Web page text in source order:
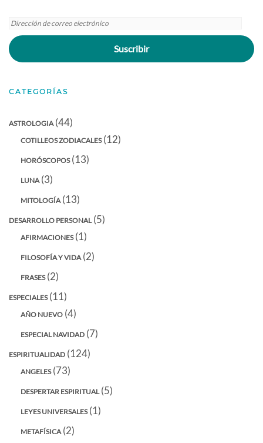
Dirección
de
correo
electrónico
Suscribir
CATEGORÍAS
ASTROLOGIA(44)
COTILLEOS ZODIACALES(12)
HORÓSCOPOS(13)
LUNA(3)
MITOLOGÍA(13)
DESARROLLO PERSONAL(5)
AFIRMACIONES(1)
FILOSOFÍA Y VIDA(2)
FRASES(2)
ESPECIALES(11)
AÑO NUEVO (4)
ESPECIAL NAVIDAD (7)
ESPIRITUALIDAD (124)
ANGELES(73)
DESPERTAR ESPIRITUAL(5)
LEYES UNIVERSALES(1)
METAFÍSICA(2)